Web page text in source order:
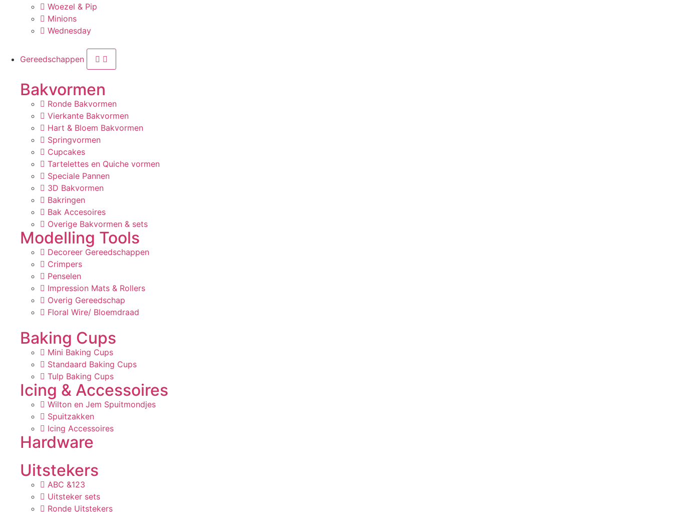
Woezel & Pip
Minions
Wednesday
Gereedschappen
Bakvormen
Ronde Bakvormen
Vierkante Bakvormen
Hart & Bloem Bakvormen
Springvormen
Cupcakes
Tartelettes en Quiche vormen
Speciale Pannen
3D Bakvormen
Bakringen
Bak Accesoires
Overige Bakvormen & sets
Modelling Tools
Decoreer Gereedschappen
Crimpers
Penselen
Impression Mats & Rollers
Overig Gereedschap
Floral Wire/ Bloemdraad
Baking Cups
Mini Baking Cups
Standaard Baking Cups
Tulp Baking Cups
Icing & Accessoires
Wilton en Jem Spuitmondjes
Spuitzakken
Icing Accessoires
Hardware
Uitstekers
ABC &123
Uitsteker sets
Ronde Uitstekers